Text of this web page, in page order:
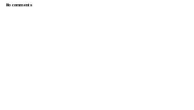
No comments